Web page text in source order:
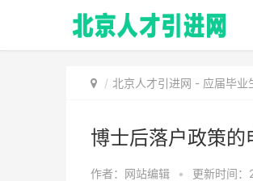
北京人才引进网 - 应届毕业
博士后落户政策的
作者：网站编辑 • 更新时间